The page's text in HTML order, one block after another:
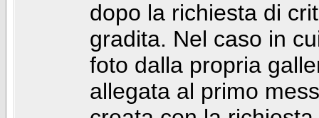
dopo la richiesta di
gradita. Nel caso in
foto dalla propria
allegata al primo